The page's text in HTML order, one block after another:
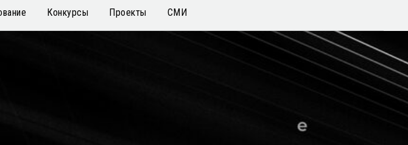
Конкурсы Проекты СМИ